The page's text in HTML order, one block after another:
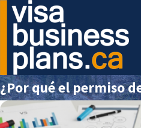
¿Por qué el permiso